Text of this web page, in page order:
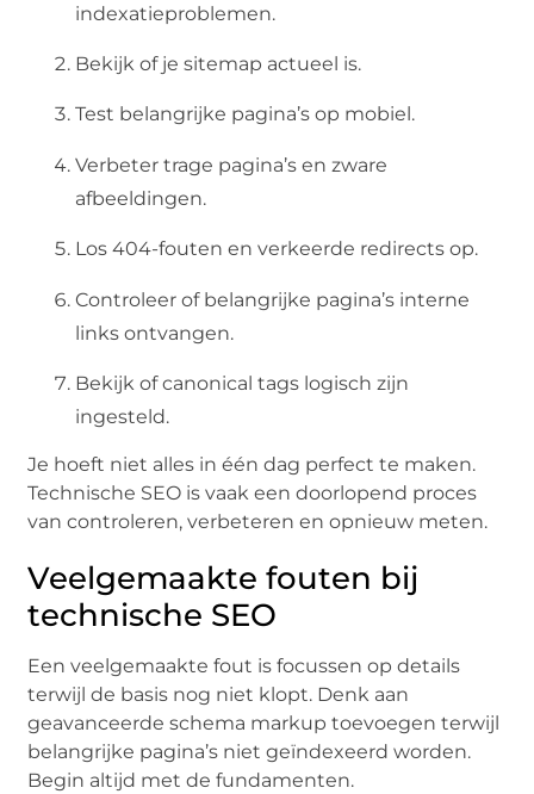
indexatieproblemen.
Bekijk of je sitemap actueel is.
Test belangrijke pagina’s op mobiel.
Verbeter trage pagina’s en zware
afbeeldingen.
Los 404-fouten en verkeerde redirects op.
Controleer of belangrijke pagina’s interne
links ontvangen.
Bekijk of canonical tags logisch zijn
ingesteld.
Je hoeft niet alles in één dag perfect te maken.
Technische SEO is vaak een doorlopend proces
van controleren, verbeteren en opnieuw meten.
Veelgemaakte fouten bij
technische SEO
Een veelgemaakte fout is focussen op details
terwijl de basis nog niet klopt. Denk aan
geavanceerde schema markup toevoegen terwijl
belangrijke pagina’s niet geïndexeerd worden.
Begin altijd met de fundamenten.